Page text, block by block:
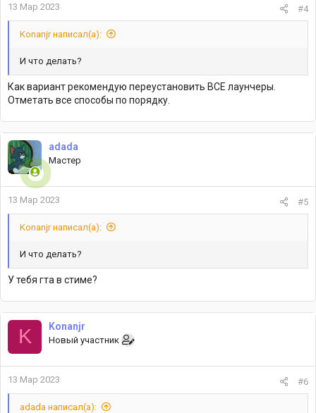
13 Мар 2023 #4
Konanjr написал(а):
И что делать?
Как вариант рекомендую переустановить ВСЕ лаунчеры.
Отметать все способы по порядку.
adada
Мастер
13 Мар 2023 #5
Konanjr написал(а):
И что делать?
У тебя гта в стиме?
K Konanjr
Новый участник
13 Мар 2023 #6
adada написал(а):